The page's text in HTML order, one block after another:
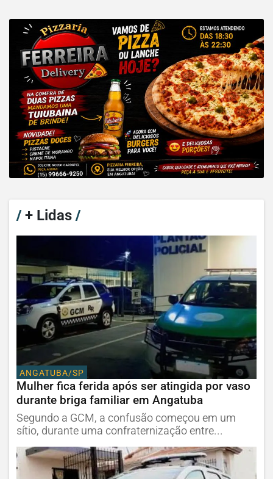
/+ Lidas /
ANGATUBA/SP
Mulher fica ferida após ser atingida por vaso
durante briga familiar em Angatuba
Segundo a GCM, a confusão começou em um
sítio, durante uma confraternização entre...